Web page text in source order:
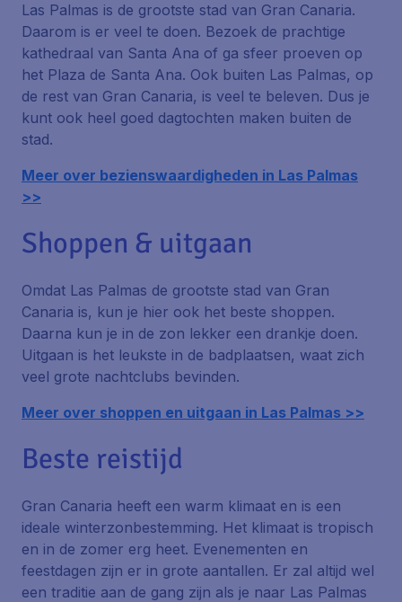
Las Palmas is de grootste stad van Gran Canaria.
Daarom is er veel te doen. Bezoek de prachtige
kathedraal van Santa Ana of ga sfeer proeven op
het Plaza de Santa Ana. Ook buiten Las Palmas, op
de rest van Gran Canaria, is veel te beleven. Dus je
kunt ook heel goed dagtochten maken buiten de
stad.
Meer over bezienswaardigheden in Las Palmas
>>
Shoppen & uitgaan
Omdat Las Palmas de grootste stad van Gran
Canaria is, kun je hier ook het beste shoppen.
Daarna kun je in de zon lekker een drankje doen.
Uitgaan is het leukste in de badplaatsen, waat zich
veel grote nachtclubs bevinden.
Meer over shoppen en uitgaan in Las Palmas >>
Beste reistijd
Gran Canaria heeft een warm klimaat en is een
ideale winterzonbestemming. Het klimaat is tropisch
en in de zomer erg heet. Evenementen en
feestdagen zijn er in grote aantallen. Er zal altijd wel
een traditie aan de gang zijn als je naar Las Palmas